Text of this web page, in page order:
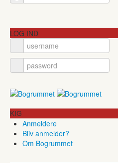
LOG IND
KIG
Anmeldere
Bliv anmelder?
Om Bogrummet